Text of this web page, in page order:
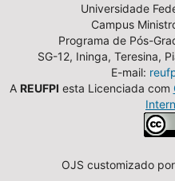
Universidade
Campus
Programa de Pós-
SG-12, Ininga, Teresina,
E-mail:
A REUFPI esta Licenciada com
OJS customizado